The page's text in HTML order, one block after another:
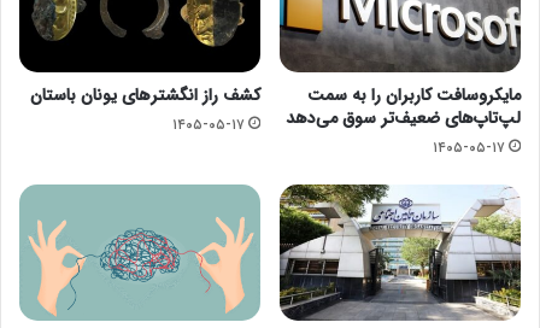
مایکروسافت کاربران را به سمت
لپ‌تاپ‌های ضعیف‌تر سوق می‌دهد
۱۴۰۵-۰۵-۱۷
کشف راز انگشترهای یونان باستان
۱۴۰۵-۰۵-۱۷